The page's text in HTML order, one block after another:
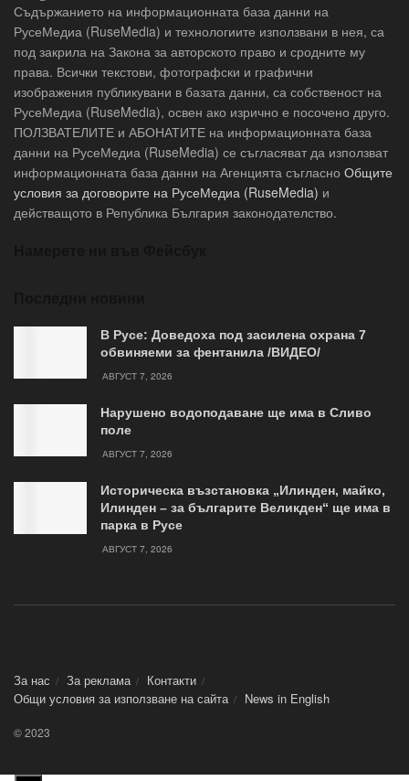
Съдържанието на информационната база данни на
РусеМедиа (RuseMedia) и технологиите използвани в нея, са
под закрила на Закона за авторското право и сродните му
права. Всички текстови, фотографски и графични
изображения публикувани в базата данни, са собственост на
РусеМедиа (RuseMedia), освен ако изрично е посочено друго.
ПОЛЗВАТЕЛИТЕ и АБОНАТИТЕ на информационната база
данни на РусеМедиа (RuseMedia) се съгласяват да използват
информационната база данни на Агенцията съгласно Общите
условия за договорите на РусеМедиа (RuseMedia) и
действащото в Република България законодателство.
В Русе: Доведоха под засилена охрана 7
обвиняеми за фентанила /ВИДЕО/
АВГУСТ 7, 2026
Нарушено водоподаване ще има в Сливо
поле
АВГУСТ 7, 2026
Историческа възстановка „Илинден, майко,
Илинден – за българите Великден“ ще има в
парка в Русе
АВГУСТ 7, 2026
За нас За реклама
Контакти
Общи условия за използване на сайта
News in Еnglish
© 2023